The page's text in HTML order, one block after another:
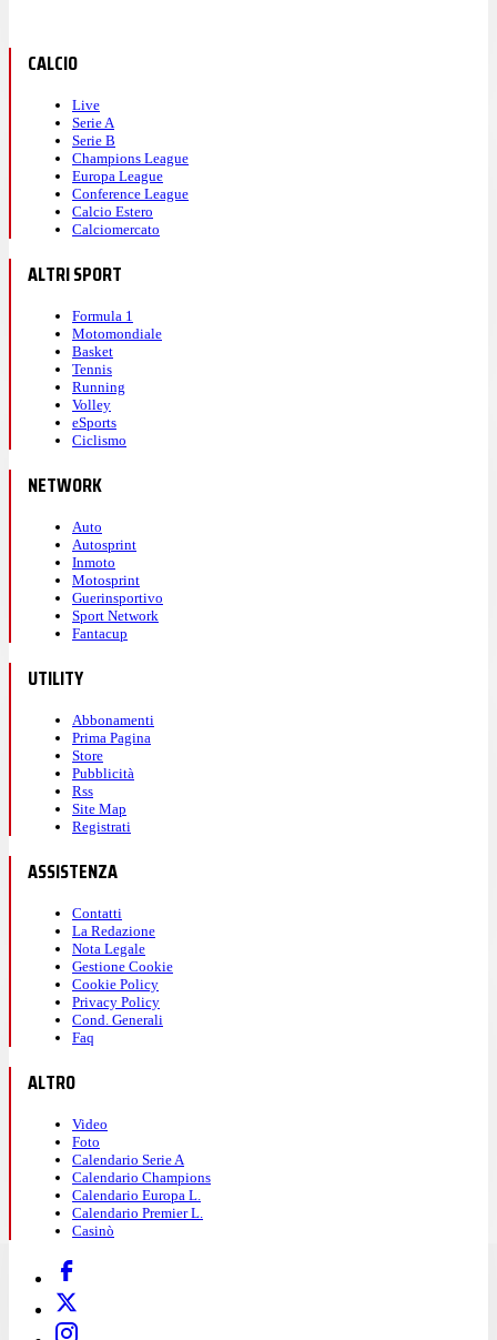
CALCIO
Live
Serie A
Serie B
Champions League
Europa League
Conference League
Calcio Estero
Calciomercato
ALTRI SPORT
Formula 1
Motomondiale
Basket
Tennis
Running
Volley
eSports
Ciclismo
NETWORK
Auto
Autosprint
Inmoto
Motosprint
Guerinsportivo
Sport Network
Fantacup
UTILITY
Abbonamenti
Prima Pagina
Store
Pubblicità
Rss
Site Map
Registrati
ASSISTENZA
Contatti
La Redazione
Nota Legale
Gestione Cookie
Cookie Policy
Privacy Policy
Cond. Generali
Faq
ALTRO
Video
Foto
Calendario Serie A
Calendario Champions
Calendario Europa L.
Calendario Premier L.
Casinò